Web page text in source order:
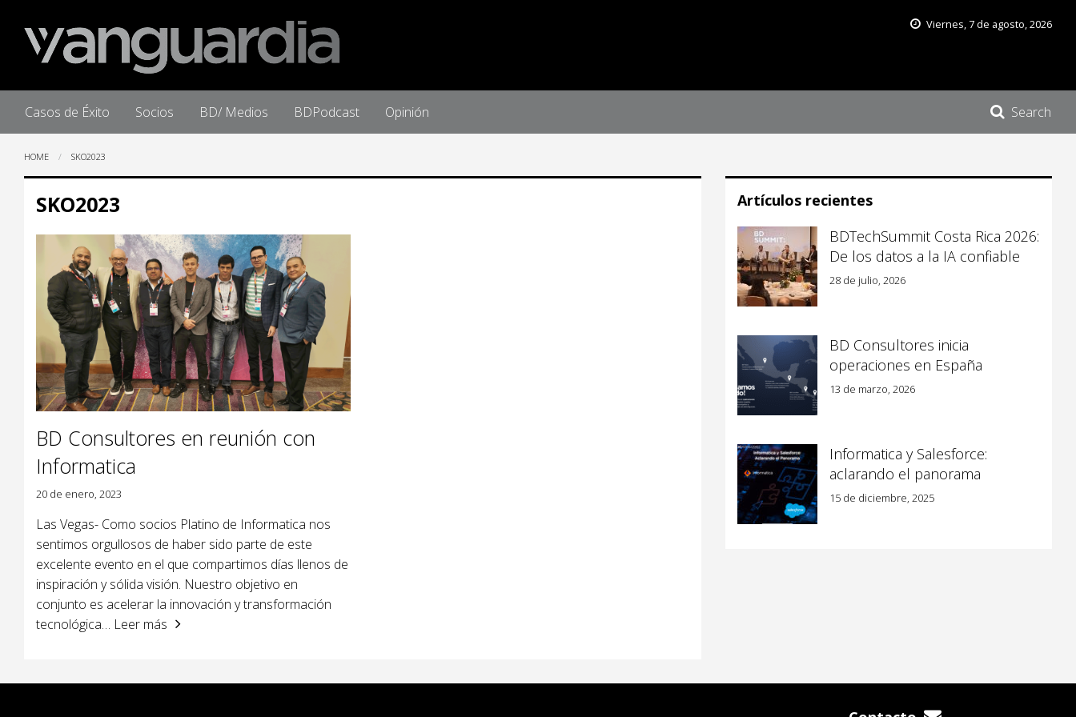
Viernes, 7 de agosto, 2026
Home
Casos de Éxito Socios BD/ Medios BDPodcast Opinión Search
HOME SKO2023
SKO2023
BD Consultores en reunión con
Informatica
20 de enero, 2023
Las Vegas- Como socios Platino de Informatica nos
sentimos orgullosos de haber sido parte de este
excelente evento en el que compartimos días llenos de
inspiración y sólida visión. Nuestro objetivo en
conjunto es acelerar la innovación y transformación
tecnológica… Leer más
Artículos recientes
BDTechSummit Costa Rica 2026:
De los datos a la IA confiable
28 de julio, 2026
BD Consultores inicia
operaciones en España
13 de marzo, 2026
Informatica y Salesforce:
aclarando el panorama
15 de diciembre, 2025